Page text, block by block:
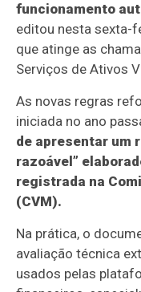
funcionamento
editou nesta sexta-
que atinge as
Serviços de Ativos
As novas regras
iniciada no ano
de apresentar um
razoável”
registrada na
(CVM).
Na prática, o
avaliação técnica
usados pelas